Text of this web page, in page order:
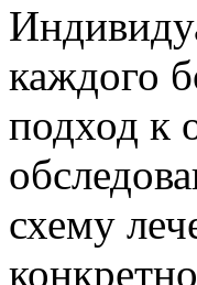
каждого
подход к
схему